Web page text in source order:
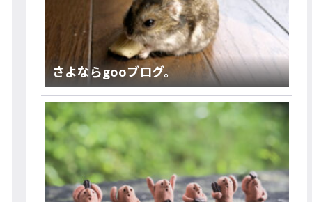
さよならgooブログ。